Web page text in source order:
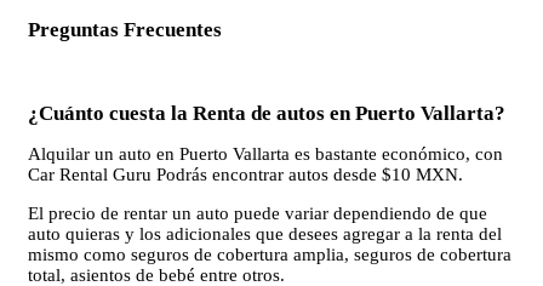
Preguntas Frecuentes
¿Cuánto cuesta la Renta de autos en Puerto Vallarta?
Alquilar un auto en Puerto Vallarta es bastante económico, con
Car Rental Guru Podrás encontrar autos desde $10 MXN.
El precio de rentar un auto puede variar dependiendo de que
auto quieras y los adicionales que desees agregar a la renta del
mismo como seguros de cobertura amplia, seguros de cobertura
total, asientos de bebé entre otros.